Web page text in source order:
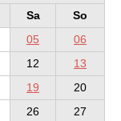
Sa
So
05
06
12
13
19
20
26
27